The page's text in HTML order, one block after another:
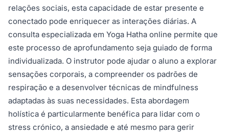
relações sociais, esta capacidade de estar presente e
conectado pode enriquecer as interações diárias. A
consulta especializada em Yoga Hatha online permite que
este processo de aprofundamento seja guiado de forma
individualizada. O instrutor pode ajudar o aluno a explorar
sensações corporais, a compreender os padrões de
respiração e a desenvolver técnicas de mindfulness
adaptadas às suas necessidades. Esta abordagem
holística é particularmente benéfica para lidar com o
stress crónico, a ansiedade e até mesmo para gerir